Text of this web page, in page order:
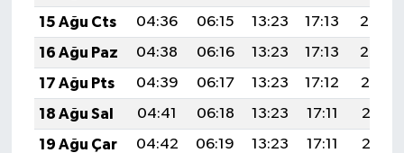
15 Ağu Cts
04:36 06:15 13:23 17:13
20:22
16 Ağu Paz
04:38 06:16 13:23 17:13
20:20
17 Ağu Pts
04:39 06:17 13:23 17:12
20:19
18 Ağu Sal
04:41 06:18 13:23 17:11
20:18
19 Ağu Çar
04:42 06:19 13:23 17:11
20:16